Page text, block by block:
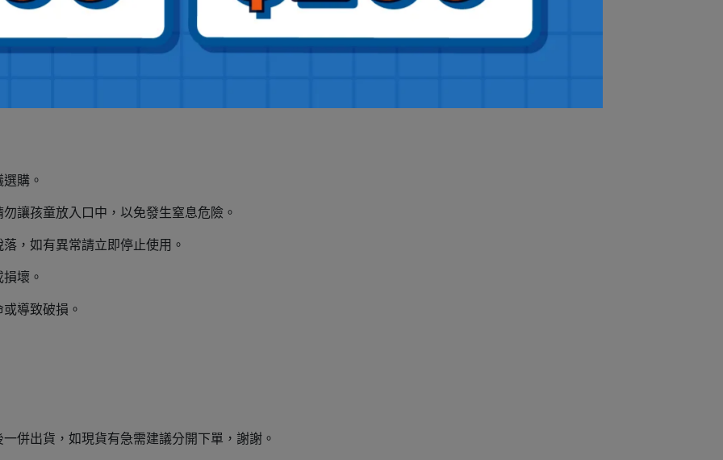
、聚乙烯(PE)
購。
讓孩童放入口中，以免發生窒息危險。
，如有異常請立即停止使用。
壞。
導致破損。
併出貨，如現貨有急需建議分開下單，謝謝。